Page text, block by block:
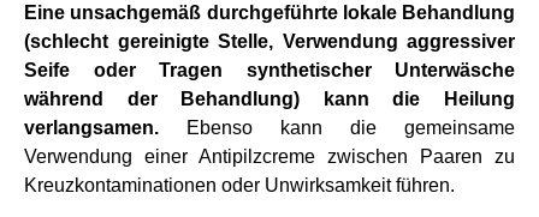
Eine unsachgemäß durchgeführte lokale Behandlung
(schlecht gereinigte Stelle, Verwendung aggressiver
Seife oder Tragen synthetischer Unterwäsche
während der Behandlung) kann die Heilung
verlangsamen.
Ebenso kann die gemeinsame
Verwendung einer Antipilzcreme zwischen Paaren zu
Kreuzkontaminationen oder Unwirksamkeit führen.